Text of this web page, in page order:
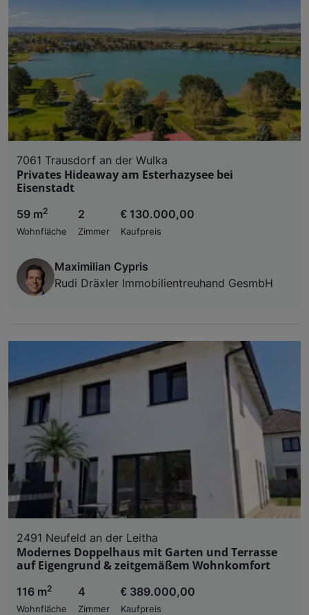
7061 Trausdorf an der Wulka
Privates Hideaway am Esterhazysee bei
Eisenstadt
59 m2
Wohnfläche
2
Zimmer
€ 130.000,00
Kaufpreis
Maximilian Cypris
Rudi Dräxler Immobilientreuhand GesmbH
2491 Neufeld an der Leitha
Modernes Doppelhaus mit Garten und Terrasse
auf Eigengrund & zeitgemäßem Wohnkomfort
116 m2
Wohnfläche
4
Zimmer
€ 389.000,00
Kaufpreis